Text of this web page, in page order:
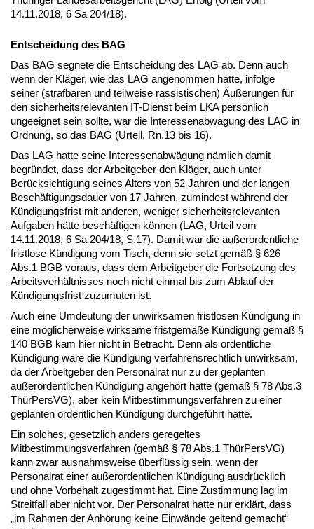
14.11.2018, 6 Sa 204/18).
Entscheidung des BAG
Das BAG segnete die Entscheidung des LAG ab. Denn auch
wenn der Kläger, wie das LAG angenommen hatte, infolge
seiner (strafbaren und teilweise rassistischen) Äußerungen für
den sicherheitsrelevanten IT-Dienst beim LKA persönlich
ungeeignet sein sollte, war die Interessenabwägung des LAG in
Ordnung, so das BAG (Urteil, Rn.13 bis 16).
Das LAG hatte seine Interessenabwägung nämlich damit
begründet, dass der Arbeitgeber den Kläger, auch unter
Berücksichtigung seines Alters von 52 Jahren und der langen
Beschäftigungsdauer von 17 Jahren, zumindest während der
Kündigungsfrist mit anderen, weniger sicherheitsrelevanten
Aufgaben hätte beschäftigen können (LAG, Urteil vom
14.11.2018, 6 Sa 204/18, S.17). Damit war die außerordentliche
fristlose Kündigung vom Tisch, denn sie setzt gemäß § 626
Abs.1 BGB voraus, dass dem Arbeitgeber die Fortsetzung des
Arbeitsverhältnisses noch nicht einmal bis zum Ablauf der
Kündigungsfrist zuzumuten ist.
Auch eine Umdeutung der unwirksamen fristlosen Kündigung in
eine möglicherweise wirksame fristgemäße Kündigung gemäß §
140 BGB kam hier nicht in Betracht. Denn als ordentliche
Kündigung wäre die Kündigung verfahrensrechtlich unwirksam,
da der Arbeitgeber den Personalrat nur zu der geplanten
außerordentlichen Kündigung angehört hatte (gemäß § 78 Abs.3
ThürPersVG), aber kein Mitbestimmungsverfahren zu einer
geplanten ordentlichen Kündigung durchgeführt hatte.
Ein solches, gesetzlich anders geregeltes
Mitbestimmungsverfahren (gemäß § 78 Abs.1 ThürPersVG)
kann zwar ausnahmsweise überflüssig sein, wenn der
Personalrat einer außerordentlichen Kündigung ausdrücklich
und ohne Vorbehalt zugestimmt hat. Eine Zustimmung lag im
Streitfall aber nicht vor. Der Personalrat hatte nur erklärt, dass
„im Rahmen der Anhörung keine Einwände geltend gemacht“